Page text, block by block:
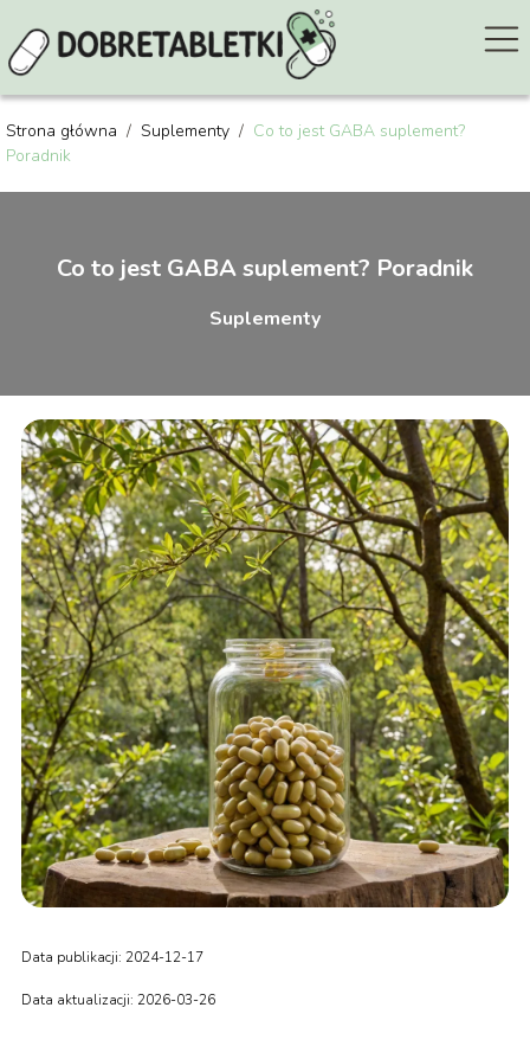
Strona główna / Suplementy / Co to jest GABA suplement?
Poradnik
Co to jest GABA suplement? Poradnik
Suplementy
Data publikacji: 2024-12-17
Data aktualizacji: 2026-03-26